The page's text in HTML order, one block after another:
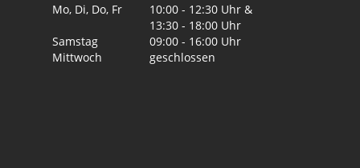
Mo, Di, Do, Fr
10:00 - 12:30 Uhr &
13:30 - 18:00 Uhr
Samstag
09:00 - 16:00 Uhr
Mittwoch
geschlossen